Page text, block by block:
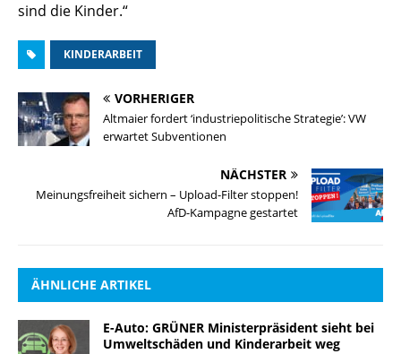
sind die Kinder.“
KINDERARBEIT
VORHERIGER
Altmaier fordert ‘industriepolitische Strategie’: VW
erwartet Subventionen
NÄCHSTER
Meinungsfreiheit sichern – Upload-Filter stoppen!
AfD-Kampagne gestartet
ÄHNLICHE ARTIKEL
E-Auto: GRÜNER Ministerpräsident sieht bei
Umweltschäden und Kinderarbeit weg